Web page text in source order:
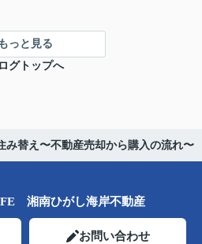
もっと見る
グトップへ
み替え〜不動産売却から購入の流れ〜
湘南ひがし海岸不動産
お問い合わせ